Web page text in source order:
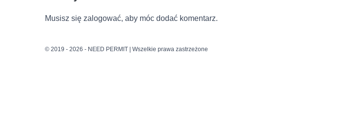
Musisz się zalogować, aby móc dodać komentarz.
© 2019 - 2026 - NEED PERMIT | Wszelkie prawa zastrzeżone